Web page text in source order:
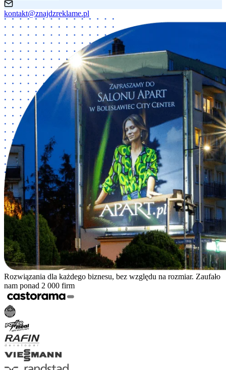
kontakt@znajdzreklame.pl
Rozwiązania dla każdego biznesu, bez względu na rozmiar. Zaufało
nam ponad 2 000 firm